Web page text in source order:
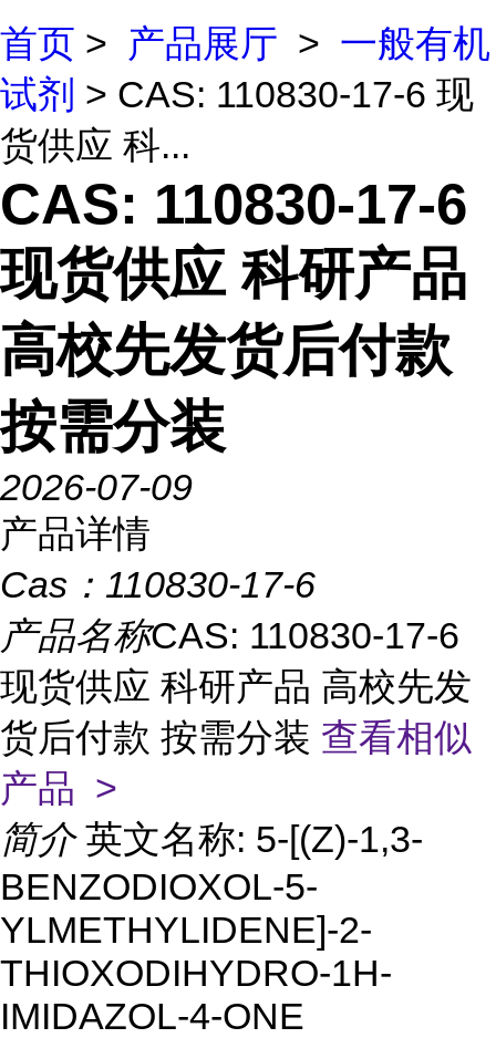
首页 > 产品展厅 > 一般有机
试剂 > CAS: 110830-17-6 现
货供应 科...
CAS: 110830-17-6
现货供应 科研产品
高校先发货后付款
按需分装
2026-07-09
产品详情
Cas： 110830-17-6
产品名称CAS: 110830-17-6
现货供应 科研产品 高校先发
货后付款 按需分装 查看相似
产品 >
简介 英文名称: 5-[(Z)-1,3-
BENZODIOXOL-5-
YLMETHYLIDENE]-2-
THIOXODIHYDRO-1H-
IMIDAZOL-4-ONE